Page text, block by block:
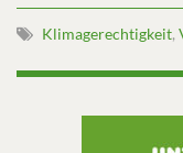
Klimagerechtigkeit,